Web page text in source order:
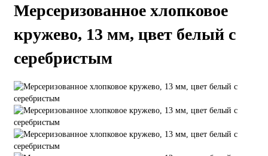
Мерсеризованное хлопковое
кружево, 13 мм, цвет белый с
серебристым